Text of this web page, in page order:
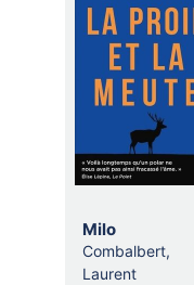
Milo
Combalbert,
Laurent